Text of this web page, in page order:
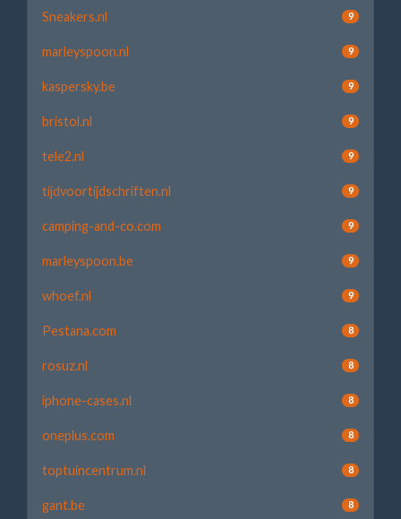
Sneakers.nl 9
marleyspoon.nl 9
kaspersky.be 9
bristol.nl 9
tele2.nl 9
tijdvoortijdschriften.nl 9
camping-and-co.com 9
marleyspoon.be 9
whoef.nl 9
Pestana.com 8
rosuz.nl 8
iphone-cases.nl 8
oneplus.com 8
toptuincentrum.nl 8
gant.be 8